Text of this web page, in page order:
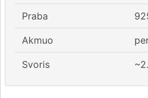
Praba
Akmuo
Svoris ~